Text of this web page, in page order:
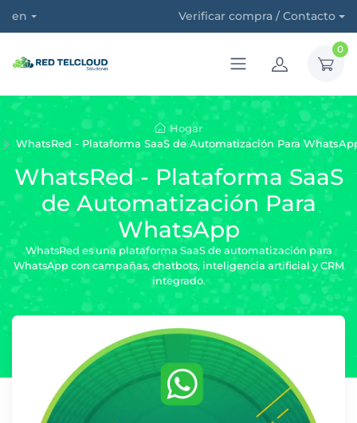
en Verificar compra / Contacto
0
Hogar
WhatsRed - Plataforma SaaS de Automatización Para
WhatsRed - Plataforma SaaS
de Automatización Para
WhatsApp
WhatsRed es una plataforma SaaS de automatización para
WhatsApp con campañas, chatbots, inteligencia artificial y CRM
integrado.